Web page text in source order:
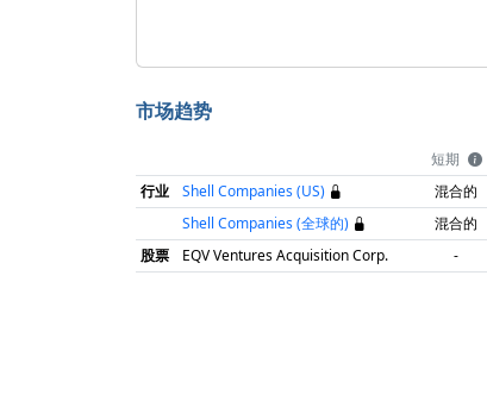
市场趋势
短期
行业
Shell Companies (US) 混合的
Shell Companies (全球的)
混合的
股票
EQV Ventures Acquisition Corp. -